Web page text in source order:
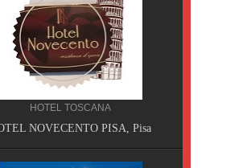
HOTEL TOSCANA
NOVECENTO PISA, Pisa